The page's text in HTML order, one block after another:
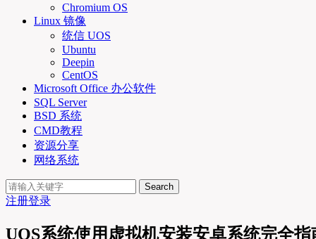
Chromium OS
Linux 镜像
统信 UOS
Ubuntu
Deepin
CentOS
Microsoft Office 办公软件
SQL Server
BSD 系统
CMD教程
资源分享
网络系统
Search
注册登录
UOS系统使用虚拟机安装安卓系统完全